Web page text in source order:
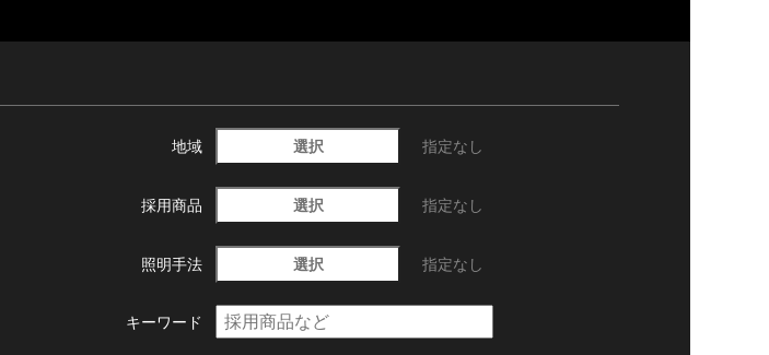
地域 選択 指定なし
採用商品 選択 指定なし
照明手法 選択 指定なし
キーワード